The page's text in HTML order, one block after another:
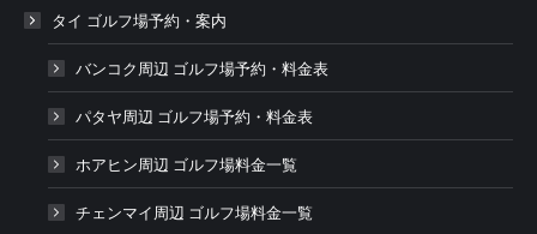
タイ ゴルフ場予約・案内
バンコク周辺 ゴルフ場予約・料金表
パタヤ周辺 ゴルフ場予約・料金表
ホアヒン周辺 ゴルフ場料金一覧
チェンマイ周辺 ゴルフ場料金一覧